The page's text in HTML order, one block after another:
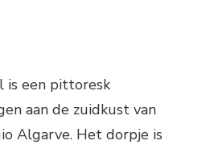
is een pittoresk
aan de zuidkust van
Algarve. Het dorpje is